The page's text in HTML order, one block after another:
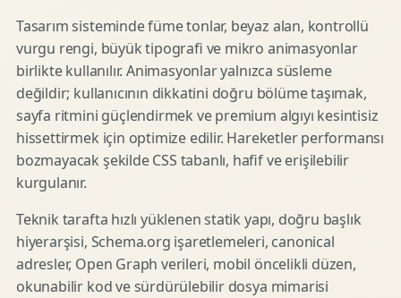
Tasarım sisteminde füme tonlar, beyaz alan, kontrollü
vurgu rengi, büyük tipografi ve mikro animasyonlar
birlikte kullanılır. Animasyonlar yalnızca süsleme
değildir; kullanıcının dikkatini doğru bölüme taşımak,
sayfa ritmini güçlendirmek ve premium algıyı kesintisiz
hissettirmek için optimize edilir. Hareketler performansı
bozmayacak şekilde CSS tabanlı, hafif ve erişilebilir
kurgulanır.
Teknik tarafta hızlı yüklenen statik yapı, doğru başlık
hiyerarşisi, Schema.org işaretlemeleri, canonical
adresler, Open Graph verileri, mobil öncelikli düzen,
okunabilir kod ve sürdürülebilir dosya mimarisi